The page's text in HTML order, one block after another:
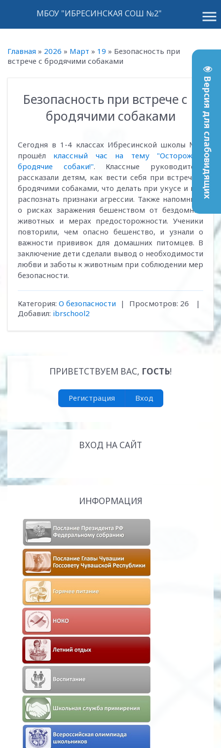
Версия для слабовидящих
menu
МБОУ "ИБРЕСИНСКАЯ СОШ №2"
Главная » 2026 » Март » 19 » Безопасность при
встрече с бродячими собаками
Безопасность при встрече с
бродячими собаками
Сегодня в 1-4 классах Ибресинской школы №2
прошёл классный час на тему "Осторожно,
бродячие собаки!". Классные руководители
рассказали детям, как вести себя при встрече с
бродячими собаками, что делать при укусе и как
распознать признаки агрессии. Также напомнили
о рисках заражения бешенством от бездомных
животных и мерах предосторожности. Ученики
повторили, чем опасно бешенство, и узнали о
важности прививок для домашних питомцев. В
заключение дети сделали вывод о необходимости
любви и заботы к животным при соблюдении мер
безопасности.
Категория: О безопасности | Просмотров: 26
|
Добавил: ibrschool2
ПРИВЕТСТВУЕМ ВАС, ГОСТЬ!
Регистрация Вход
ВХОД НА САЙТ
ИНФОРМАЦИЯ